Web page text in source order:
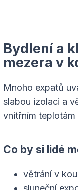
Bydlení a
mezera v
Mnoho expatů
slabou izolaci a
vnitřním teplotám
Co by si lidé
větrání v